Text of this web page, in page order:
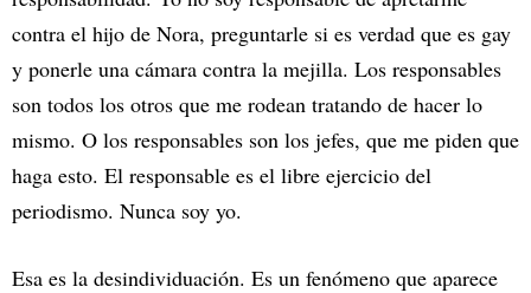
contra el hijo de Nora, preguntarle si es verdad que es gay
y ponerle una cámara contra la mejilla. Los responsables
son todos los otros que me rodean tratando de hacer lo
mismo. O los responsables son los jefes, que me piden que
haga esto. El responsable es el libre ejercicio del
periodismo. Nunca soy yo.
Esa es la desindividuación. Es un fenómeno que aparece